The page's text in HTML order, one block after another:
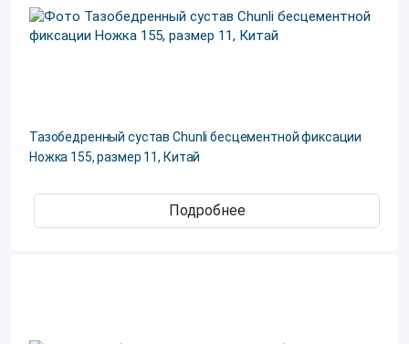
Тазобедренный сустав Chunli бесцементной фиксации
Ножка 155, размер 11, Китай
Подробнее